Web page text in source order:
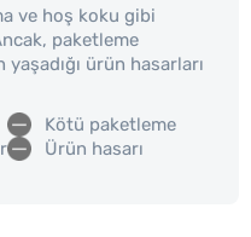
ve hoş koku gibi
paketleme
yaşadığı ürün hasarları
Kötü paketleme
Ürün hasarı